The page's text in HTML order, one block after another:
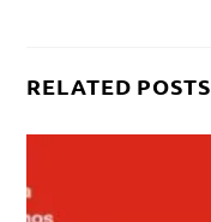
RELATED POSTS